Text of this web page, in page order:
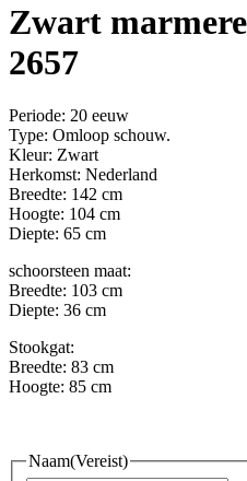
Zwart
2657
Periode: 20 eeuw
Type: Omloop schouw.
Kleur: Zwart
Herkomst: Nederland
Breedte: 142 cm
Hoogte: 104 cm
Diepte: 65 cm
schoorsteen maat:
Breedte: 103 cm
Diepte: 36 cm
Stookgat:
Breedte: 83 cm
Hoogte: 85 cm
Naam(Vereist)